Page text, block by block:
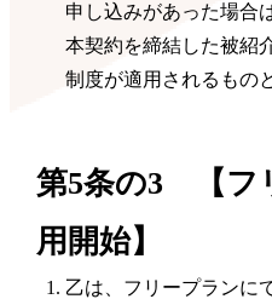
申し込みがあった場合
本契約を締結した被紹
制度が適用されるもの
第5条の3 【フ
用開始】
乙は、フリープランに